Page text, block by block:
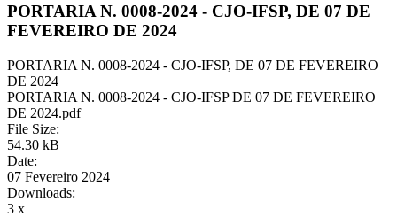
PORTARIA N. 0008-2024 - CJO-IFSP, DE 07 DE
FEVEREIRO DE 2024
PORTARIA N. 0008-2024 - CJO-IFSP, DE 07 DE FEVEREIRO
DE 2024
PORTARIA N. 0008-2024 - CJO-IFSP DE 07 DE FEVEREIRO
DE 2024.pdf
File Size:
54.30 kB
Date:
07 Fevereiro 2024
Downloads:
3 x